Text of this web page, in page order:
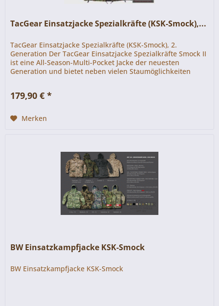
TacGear Einsatzjacke Spezialkräfte (KSK-Smock),...
TacGear Einsatzjacke Spezialkräfte (KSK-Smock), 2.
Generation Der TacGear Einsatzjacke Spezialkräfte Smock II
ist eine All-Season-Multi-Pocket Jacke der neuesten
Generation und bietet neben vielen Staumöglichkeiten
179,90 € *
Merken
BW Einsatzkampfjacke KSK-Smock
BW Einsatzkampfjacke KSK-Smock